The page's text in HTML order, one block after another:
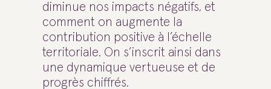
diminue nos impacts négatifs, et
comment on augmente la
contribution positive à l’échelle
territoriale. On s’inscrit ainsi dans
une dynamique vertueuse et de
progrès chiffrés.